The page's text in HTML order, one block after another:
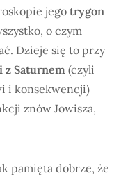
jego trygon
o czym
Dzieje się to przy
z Saturnem (czyli
i konsekwencji)
znów Jowisza,
pamięta dobrze, że